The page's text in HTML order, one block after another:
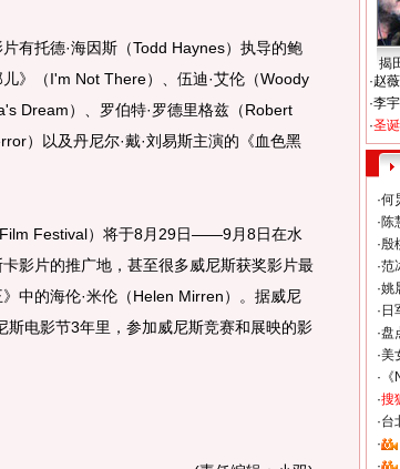
托德·海因斯（Todd Haynes）执导的鲍
》（I'm Not There）、伍迪·艾伦（Woody
Dream）、罗伯特·罗德里格兹（Robert
）以及丹尼尔·戴·刘易斯主演的《血色黑
Festival）将于8月29日——9月8日在水
影片的推广地，甚至很多威尼斯获奖影片最
中的海伦·米伦（Helen Mirren）。据威尼
斯电影节3年里，参加威尼斯竞赛和展映的影
揭
·赵
·李
·圣
·何
·陈
·殷
·范
·姚
· 日
·盘
·美
·
·搜
·台
·
·